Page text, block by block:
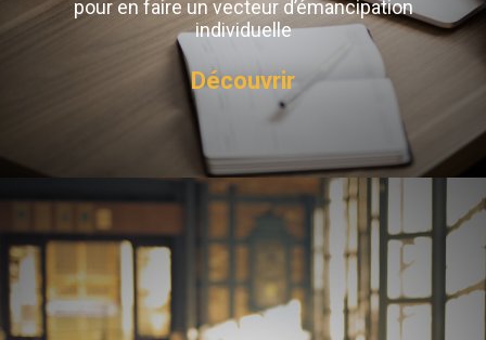
pour en faire un vecteur d’émancipation
individuelle
Découvrir